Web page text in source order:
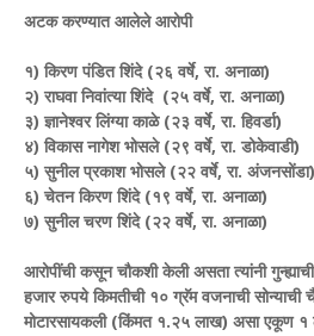
अटक करण्यात आलेले आरोपी
१) किरण पंडित शिंदे (२६ वर्षे, रा. अनाळा)
२) राघवा निवांत्या शिंदे (२५ वर्षे, रा. अनाळा)
३) ज्ञानेश्वर लिंग्या काळे (२३ वर्षे, रा. हिवर्डा)
४) विकास नागेश भोसले (२९ वर्षे, रा. डोकेवाडी)
५) सुनील प्रकाश भोसले (२२ वर्षे, रा. अंजनसोंडा)
६) चेतन किरण शिंदे (१९ वर्षे, रा. अनाळा)
७) सुनील चरण शिंदे (२२ वर्षे, रा. अनाळा)
आरोपींची कसून चौकशी केली असता त्यांनी
हजार रुपये किमतीची १० ग्रॅम वजनाची सोन्याची
मोटारसायकली (किंमत १.२५ लाख) असा एकूण १